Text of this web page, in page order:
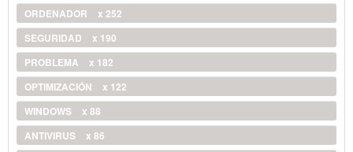
ORDENADOR
x 252
SEGURIDAD
x 190
PROBLEMA
x 182
OPTIMIZACIÓN
x 122
WINDOWS
x 88
ANTIVIRUS
x 86